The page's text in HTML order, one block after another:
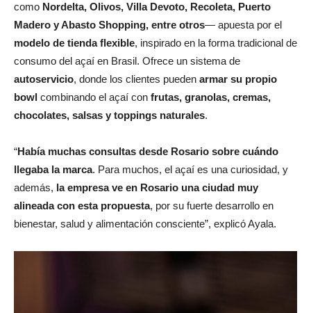
como Nordelta, Olivos, Villa Devoto, Recoleta, Puerto
Madero y Abasto Shopping, entre otros— apuesta por el
modelo de tienda flexible, inspirado en la forma tradicional de
consumo del açaí en Brasil. Ofrece un sistema de
autoservicio, donde los clientes pueden armar su propio
bowl combinando el açaí con frutas, granolas, cremas,
chocolates, salsas y toppings naturales.
“Había muchas consultas desde Rosario sobre cuándo
llegaba la marca. Para muchos, el açaí es una curiosidad, y
además, la empresa ve en Rosario una ciudad muy
alineada con esta propuesta, por su fuerte desarrollo en
bienestar, salud y alimentación consciente”, explicó Ayala.